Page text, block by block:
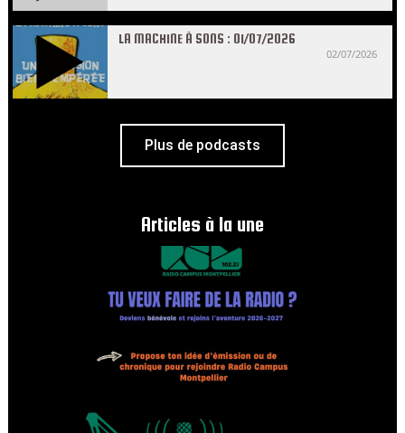
LA MACHINE À SONS : 01/07/2026
02/07/2026
Plus de podcasts
Articles à la une